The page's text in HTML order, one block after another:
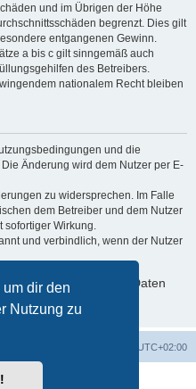
dir den
Nutzung zu
und im Übrigen der Höhe
begrenzt. Dies gilt
entgangenen Gewinn.
a bis c gilt sinngemäß auch
des Betreibers.
nationalem Recht bleiben
und die
Änderung wird dem Nutzer per E-
zu widersprechen. Im Falle
dem Betreiber und dem Nutzer
sofortiger Wirkung.
und verbindlich, wenn der Nutzer
deinen persönlichen Daten
UTC+02:00
© phpBB Limited